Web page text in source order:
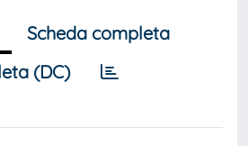
Scheda completa
(DC)